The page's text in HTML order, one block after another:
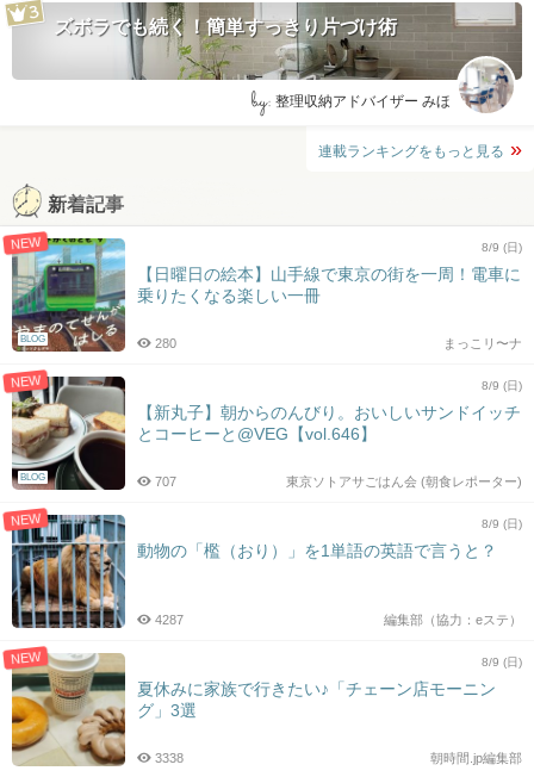
ズボラでも続く！簡単すっきり片づけ術
by: 整理収納アドバイザー みほ
連載ランキングをもっと見る
新着記事
NEW
BLOG
8/9 (日)
【日曜日の絵本】山手線で東京の街を一周！電車に
乗りたくなる楽しい一冊
まっこリ〜ナ
280
NEW
BLOG
8/9 (日)
【新丸子】朝からのんびり。おいしいサンドイッチ
とコーヒーと@VEG【vol.646】
東京ソトアサごはん会 (朝食レポーター)
707
NEW 8/9 (日)
動物の「檻（おり）」を1単語の英語で言うと？
編集部（協力：eステ）
4287
NEW 8/9 (日)
夏休みに家族で行きたい♪「チェーン店モーニン
グ」3選
朝時間.jp編集部
3338